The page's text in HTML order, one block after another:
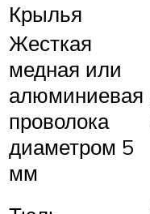
Крылья
Жесткая
медная или
алюминиевая
проволока
диаметром 5
мм